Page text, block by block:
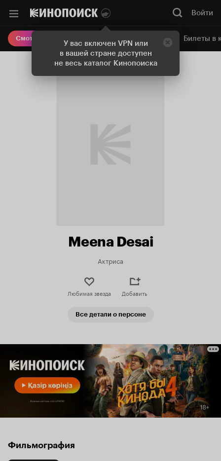
У вас включен VPN или
в вашей стране доступен
не весь каталог Кинопоиска
Войти
Смотреть кино Онлайн-кинотеатр Билеты в
Meena Desai
Актриса
Любимая звезда Добавить
Все детали о персоне
Фильмография